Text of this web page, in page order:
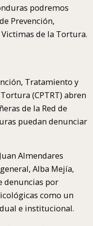
podremos
Prevención,
de la Tortura.
Tratamiento y
(CPTRT) abren
de la Red de
puedan denunciar
Almendares
Alba Mejía,
denuncias por
como un
e institucional.